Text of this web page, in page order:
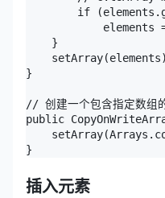
if
elements
    }
}
// 创建一个包含指定数组
public
}
插入元素